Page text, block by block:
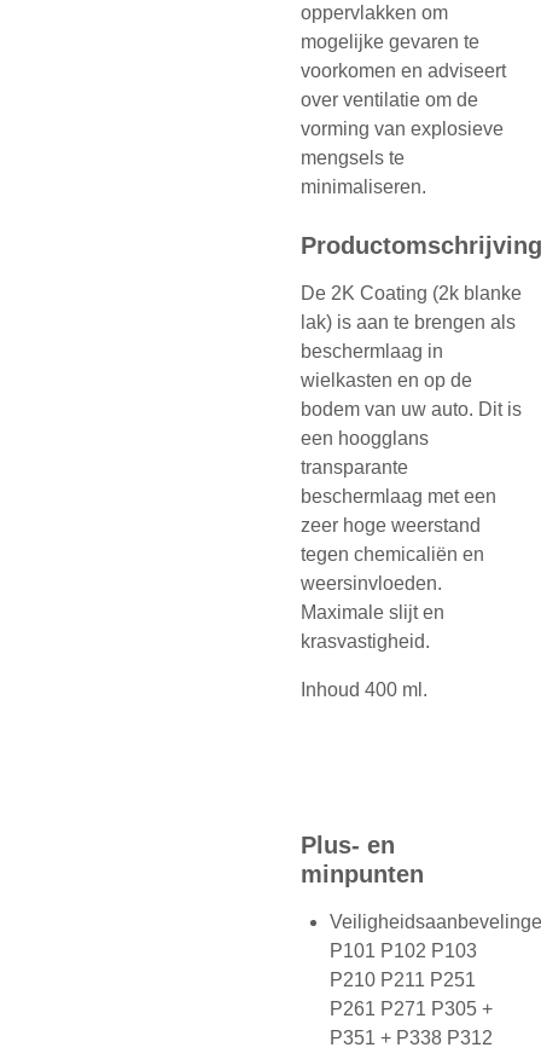
oppervlakken om
mogelijke gevaren te
voorkomen en adviseert
over ventilatie om de
vorming van explosieve
mengsels te
minimaliseren.
Productomschrijving
De 2K Coating (2k blanke
lak) is aan te brengen als
beschermlaag in
wielkasten en op de
bodem van uw auto. Dit is
een hoogglans
transparante
beschermlaag met een
zeer hoge weerstand
tegen chemicaliën en
weersinvloeden.
Maximale slijt en
krasvastigheid.
Inhoud 400 ml.
Plus- en
minpunten
P101 P102 P103
P210 P211 P251
P261 P271 P305 +
P351 + P338 P312